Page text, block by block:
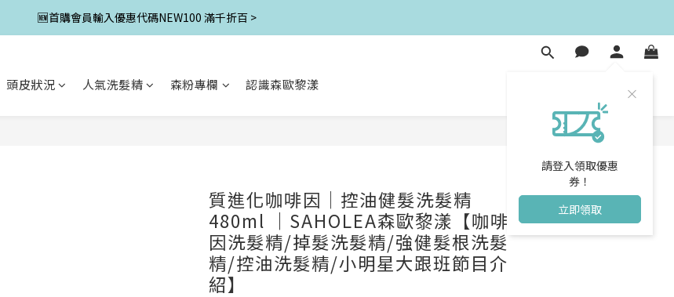
🆕首購會員輸入優惠代碼NEW100 滿千折百 >
請登入領取優惠
券！
立即領取
頭皮狀況 人氣洗髮精 森粉專欄 認識森歐黎漾
質進化咖啡因│控油健髮洗髮精
480ml ｜SAHOLEA森歐黎漾【咖啡
因洗髮精/掉髮洗髮精/強健髮根洗髮
精/控油洗髮精/小明星大跟班節目介
紹】